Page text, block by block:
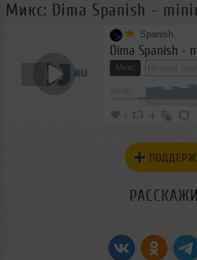
Микс: Dima Spanish -
Spanish
Dima Spanish -
Микс Minimal